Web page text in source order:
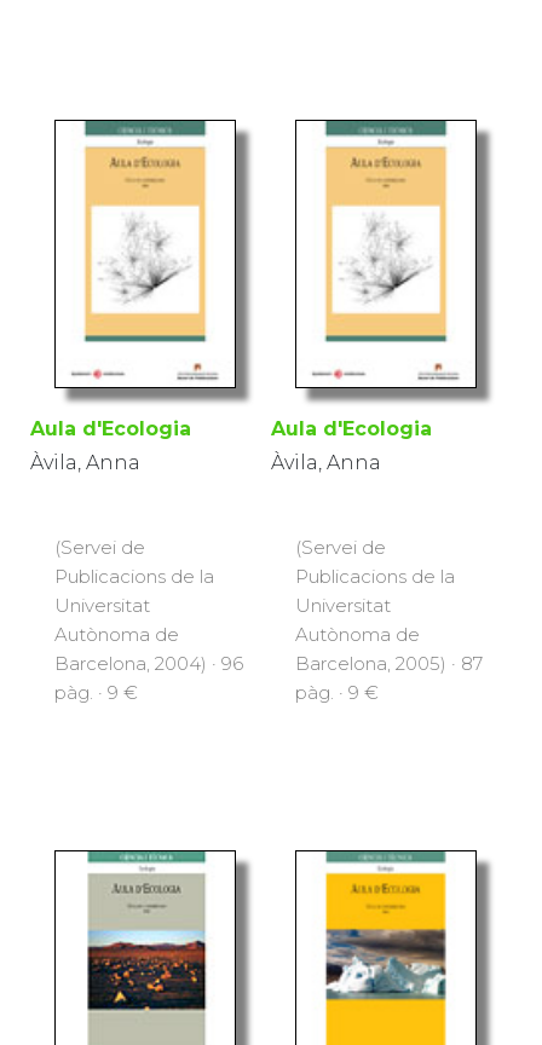
Aula d'Ecologia
Àvila, Anna
(Servei de
Publicacions de la
Universitat
Autònoma de
Barcelona, 2004) · 96
pàg. · 9 €
Aula d'Ecologia
Àvila, Anna
(Servei de
Publicacions de la
Universitat
Autònoma de
Barcelona, 2005) · 87
pàg. · 9 €